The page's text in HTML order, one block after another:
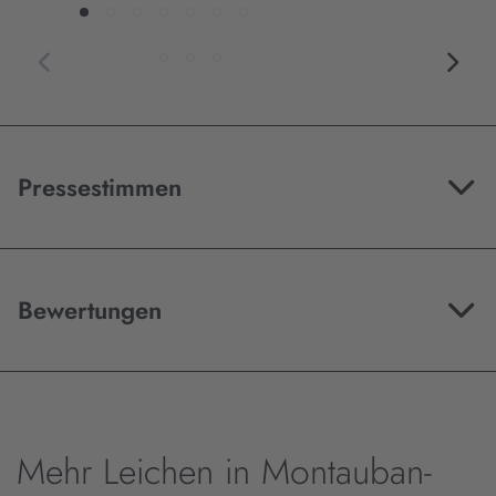
Pressestimmen
Bewertungen
Mehr Leichen in Montauban-